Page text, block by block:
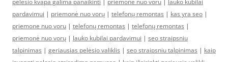
pelesio kvapa galima panaikinti | priemone nuo voru | lauko kubilai
pardavimui | priemonė nuo vorų | telefonų remontas | kas yra seo |
priemone nuo voru | telefonų remontas | telefonų remontas |
priemonė nuo vorų | lauko kubilai pardavimui | seo straipsniu
talpinimas | geriausias pelėsio valiklis | seo straipsniu talpinimas | kaip